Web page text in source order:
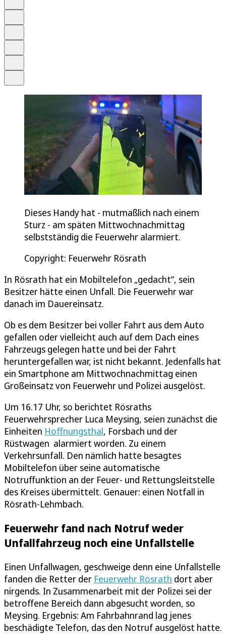
Dieses Handy hat - mutmaßlich nach einem
Sturz - am späten Mittwochnachmittag
selbstständig die Feuerwehr alarmiert.
Copyright: Feuerwehr Rösrath
In Rösrath hat ein Mobiltelefon „gedacht“, sein
Besitzer hätte einen Unfall. Die Feuerwehr war
danach im Dauereinsatz.
Ob es dem Besitzer bei voller Fahrt aus dem Auto
gefallen oder vielleicht auch auf dem Dach eines
Fahrzeugs gelegen hatte und bei der Fahrt
heruntergefallen war, ist nicht bekannt. Jedenfalls hat
ein Smartphone am Mittwochnachmittag einen
Großeinsatz von Feuerwehr und Polizei ausgelöst.
Um 16.17 Uhr, so berichtet Rösraths
Feuerwehrsprecher Luca Meysing, seien zunächst die
Einheiten Hoffnungsthal, Forsbach und der
Rüstwagen alarmiert worden. Zu einem
Verkehrsunfall. Den nämlich hatte besagtes
Mobiltelefon über seine automatische
Notruffunktion an der Feuer- und Rettungsleitstelle
des Kreises übermittelt. Genauer: einen Notfall in
Rösrath-Lehmbach.
Feuerwehr fand nach Notruf weder
Unfallfahrzeug noch eine Unfallstelle
Einen Unfallwagen, geschweige denn eine Unfallstelle
fanden die Retter der Feuerwehr Rösrath dort aber
nirgends. In Zusammenarbeit mit der Polizei sei der
betroffene Bereich dann abgesucht worden, so
Meysing. Ergebnis: Am Fahrbahnrand lag jenes
beschädigte Telefon, das den Notruf ausgelöst hatte.